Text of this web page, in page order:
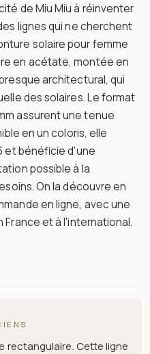
de Miu Miu à réinventer
lignes qui ne cherchent
solaire pour femme
en acétate, montée en
architectural, qui
des solaires. Le format
assurent une tenue
en un coloris, elle
et bénéficie d'une
possible à la
On la découvre en
en ligne, avec une
et à l'international.
rectangulaire. Cette ligne